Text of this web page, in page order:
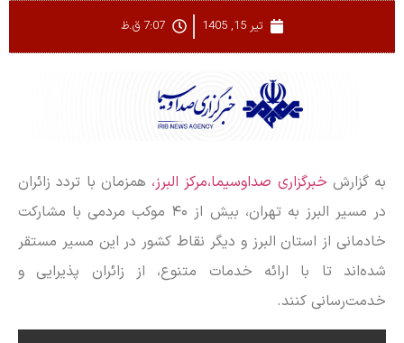
تیر 15, 1405 7:07 ق.ظ
به گزارش خبرگزاری صداوسیما،مرکز البرز، همزمان با تردد زائران
در مسیر البرز به تهران، بیش از ۴۰ موکب مردمی با مشارکت
خادمانی از استان البرز و دیگر نقاط کشور در این مسیر مستقر
شده‌اند تا با ارائه خدمات متنوع، از زائران پذیرایی و
خدمت‌رسانی کنند.